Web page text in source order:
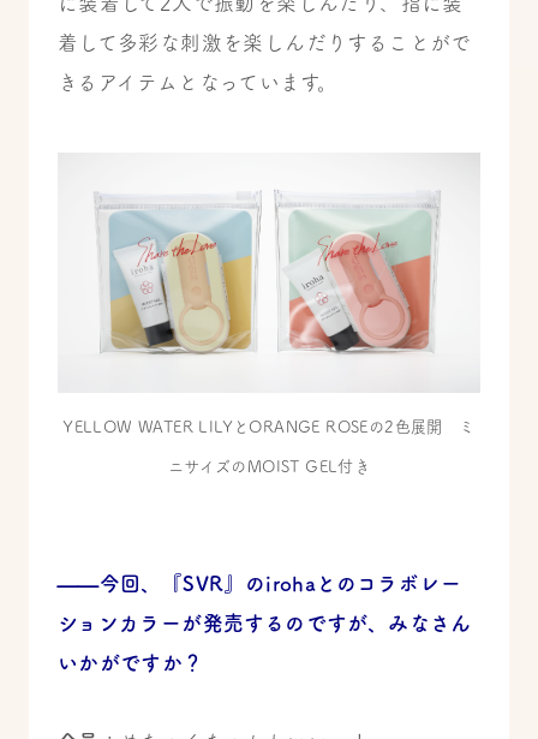
着して多彩な刺激を楽しんだりすることがで
きるアイテムとなっています。
YELLOW WATER LILYとORANGE ROSEの2色展開 ミ
ニサイズのMOIST GEL付き
——今回、『SVR』のirohaとのコラボレー
ションカラーが発売するのですが、みなさん
いかがですか？